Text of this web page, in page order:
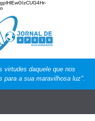
virtudes daquele que nos
para a sua maravilhosa luz".